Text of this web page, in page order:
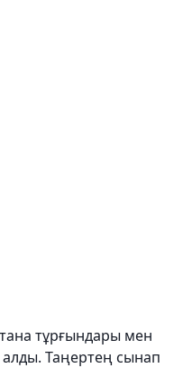
тұрғындары мен
алды. Таңертең сынап